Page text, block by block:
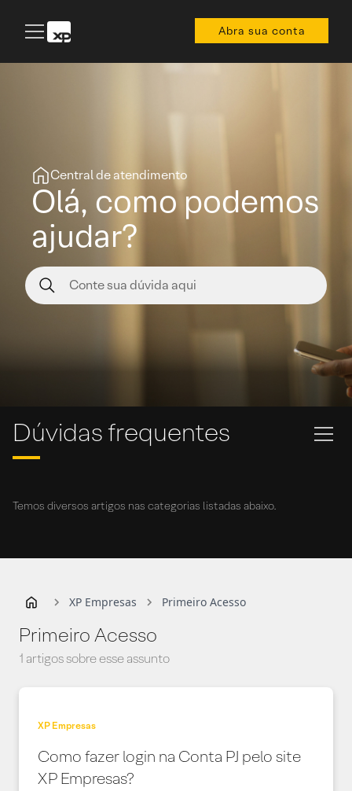
Abra sua conta
Central de atendimento
Olá, como podemos
ajudar?
Dúvidas frequentes
Temos diversos artigos nas categorias listadas abaixo.
XP Empresas Primeiro Acesso
Primeiro Acesso
1 artigos sobre esse assunto
XP Empresas
Como fazer login na Conta PJ pelo site
XP Empresas?